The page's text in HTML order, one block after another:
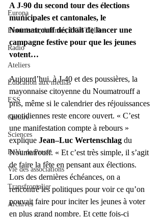
Europa
Féminisme, femmes, LGBTQIA+
Radio
Ateliers
Éducation aux médias
ESS
Culture
Sciences
ReVu de Presse
Vie des associations
Transfrontalier
Archives
A J-90 du second tour des élections
municipales et cantonales, le
Noumatrouff décidait de lancer une
campagne festive pour que les jeunes
votent…
Aujourd’hui, à J-40 et des poussières, la
mayonnaise citoyenne du Noumatrouff a
pris, même si le calendrier des réjouissances
quotidiennes reste encore ouvert. « C’est
une manifestation compte à rebours »
explique Jean–Luc Wertenschlag du
Noumatrouff. « Et c’est très simple, il s’agit
de faire la fête en pensant aux élections.
Lors des dernières échéances, on a
rencontré les politiques pour voir ce qu’on
pouvait faire pour inciter les jeunes à voter
en plus grand nombre. Et cette fois-ci